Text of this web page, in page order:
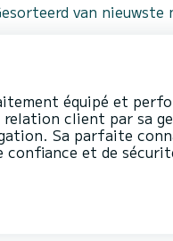
van nieuwste
équipé et
client par sa
Sa parfaite
et de